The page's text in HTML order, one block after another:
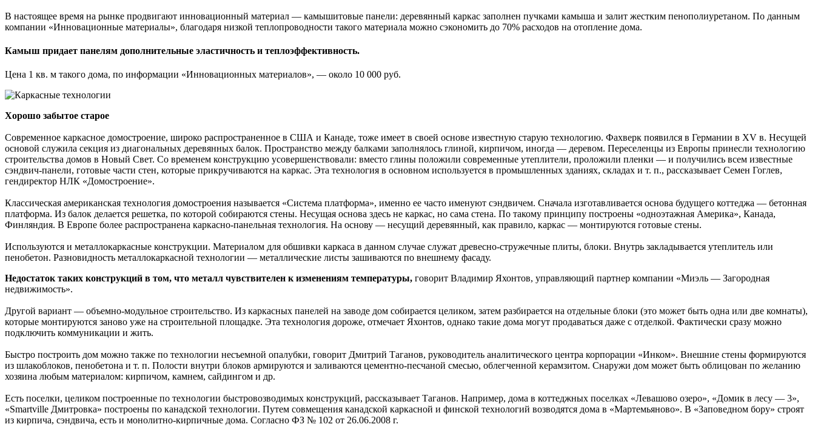
В настоящее время на рынке продвигают инновационный материал — камышитовые панели: деревянный каркас заполнен пучками камыша и залит жестким пенополиуретаном. По данным
компании «Инновационные материалы», благодаря низкой теплопроводности такого материала можно сэкономить до 70% расходов на отопление дома.
Камыш придает панелям дополнительные эластичность и теплоэффективность.
Цена 1 кв. м такого дома, по информации «Инновационных материалов», — около 10 000 руб.
Хорошо забытое старое
Современное каркасное домостроение, широко распространенное в США и Канаде, тоже имеет в своей основе известную старую технологию. Фахверк появился в Германии в XV в. Несущей
основой служила секция из диагональных деревянных балок. Пространство между балками заполнялось глиной, кирпичом, иногда — деревом. Переселенцы из Европы принесли технологию
строительства домов в Новый Свет. Со временем конструкцию усовершенствовали: вместо глины положили современные утеплители, проложили пленки — и получились всем известные
сэндвич-панели, готовые части стен, которые прикручиваются на каркас. Эта технология в основном используется в промышленных зданиях, складах и т. п., рассказывает Семен Гоглев,
гендиректор НЛК «Домостроение».
Классическая американская технология домостроения называется «Система платформа», именно ее часто именуют сэндвичем. Сначала изготавливается основа будущего коттеджа — бетонная
платформа. Из балок делается решетка, по которой собираются стены. Несущая основа здесь не каркас, но сама стена. По такому принципу построены «одноэтажная Америка», Канада,
Финляндия. В Европе более распространена каркасно-панельная технология. На основу — несущий деревянный, как правило, каркас — монтируются готовые стены.
Используются и металлокаркасные конструкции. Материалом для обшивки каркаса в данном случае служат древесно-стружечные плиты, блоки. Внутрь закладывается утеплитель или
пенобетон. Разновидность металлокаркасной технологии — металлические листы зашиваются по внешнему фасаду.
Недостаток таких конструкций в том, что металл чувствителен к изменениям температуры, говорит Владимир Яхонтов, управляющий партнер компании «Миэль — Загородная
недвижимость».
Другой вариант — объемно-модульное строительство. Из каркасных панелей на заводе дом собирается целиком, затем разбирается на отдельные блоки (это может быть одна или две комнаты),
которые монтируются заново уже на строительной площадке. Эта технология дороже, отмечает Яхонтов, однако такие дома могут продаваться даже с отделкой. Фактически сразу можно
подключить коммуникации и жить.
Быстро построить дом можно также по технологии несъемной опалубки, говорит Дмитрий Таганов, руководитель аналитического центра корпорации «Инком». Внешние стены формируются
из шлакоблоков, пенобетона и т. п. Полости внутри блоков армируются и заливаются цементно-песчаной смесью, облегченной керамзитом. Снаружи дом может быть облицован по желанию
хозяина любым материалом: кирпичом, камнем, сайдингом и др.
Есть поселки, целиком построенные по технологии быстровозводимых конструкций, рассказывает Таганов. Например, дома в коттеджных поселках «Левашово озеро», «Домик в лесу — 3»,
«Smartville Дмитровка» построены по канадской технологии. Путем совмещения канадской каркасной и финской технологий возводятся дома в «Мартемьяново». В «Заповедном бору» строят
из кирпича, сэндвича, есть и монолитно-кирпичные дома. Согласно ФЗ № 102 от 26.06.2008 г.